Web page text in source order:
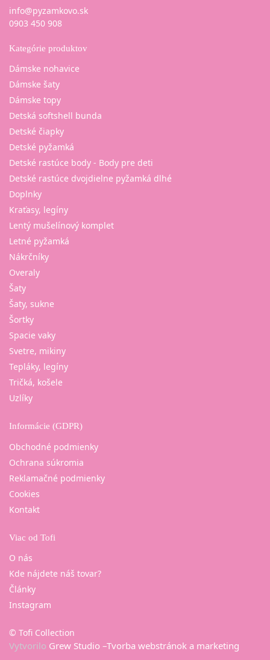
info@pyzamkovo.sk
0903 450 908
Kategórie produktov
Dámske nohavice
Dámske šaty
Dámske topy
Detská softshell bunda
Detské čiapky
Detské pyžamká
Detské rastúce body - Body pre deti
Detské rastúce dvojdielne pyžamká dlhé
Doplnky
Kraťasy, legíny
Lentý mušelínový komplet
Letné pyžamká
Nákrčníky
Overaly
Šaty
Šaty, sukne
Šortky
Spacie vaky
Svetre, mikiny
Tepláky, legíny
Tričká, košele
Uzlíky
Informácie (GDPR)
Obchodné podmienky
Ochrana súkromia
Reklamačné podmienky
Cookies
Kontakt
Viac od Tofi
O nás
Kde nájdete náš tovar?
Články
Instagram
© Tofi Collection
Vytvorilo Grew Studio –Tvorba webstránok a marketing